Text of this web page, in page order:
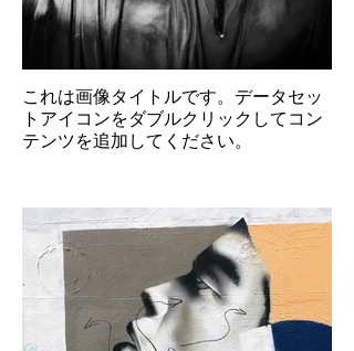
これは画像タイトルです。データセッ
トアイコンをダブルクリックしてコン
テンツを追加してください。